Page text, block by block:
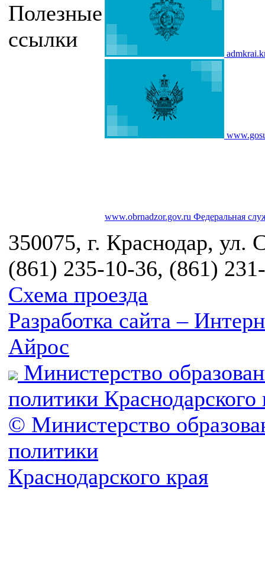
Полезные
ссылки
www.obrnadzor.gov.ru Федеральная
350075, г. Краснодар, ул.
(861) 235-10-36, (861)
Схема проезда
Разработка сайта –
Айрос
Министерство
политики Краснодарского
© Министерство
политики
Краснодарского края